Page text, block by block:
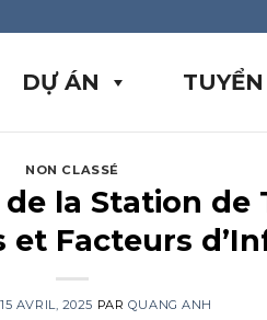
DỰ ÁN
NON CLASSÉ
de la Station
et Facteurs
15 AVRIL, 2025 PAR QUANG ANH